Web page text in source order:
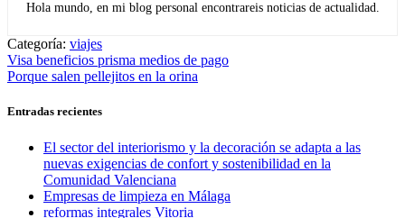
Hola mundo, en mi blog personal encontrareis noticias de actualidad.
Categoría: viajes
Navegación
de
entradas
Entrada
anterior:
Visa beneficios prisma medios de pago
Entrada
Porque salen pellejitos en la orina
Entradas recientes
El sector del interiorismo y la decoración se adapta a las
nuevas exigencias de confort y sostenibilidad en la
Comunidad Valenciana
Empresas de limpieza en Málaga
reformas integrales Vitoria